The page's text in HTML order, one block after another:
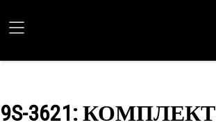
9S-3621: КОМПЛЕКТ